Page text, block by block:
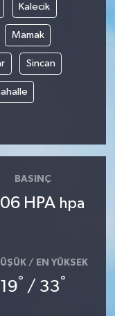
Kalecik
Mamak
Sincan
BASINÇ
HPA hpa
/ EN YÜKSEK
19° / 33°